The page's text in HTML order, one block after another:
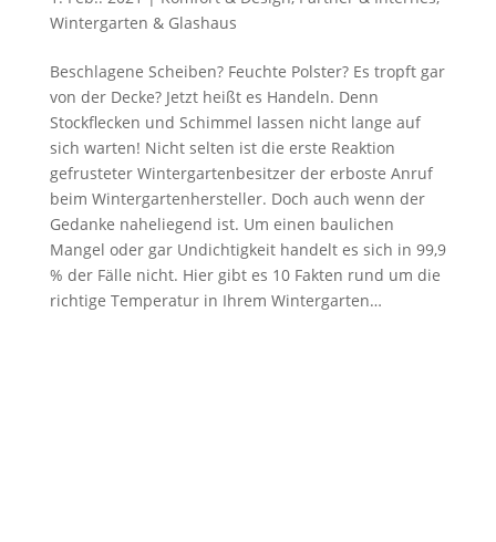
Wintergarten & Glashaus
Beschlagene Scheiben? Feuchte Polster? Es tropft gar
von der Decke? Jetzt heißt es Handeln. Denn
Stockflecken und Schimmel lassen nicht lange auf
sich warten! Nicht selten ist die erste Reaktion
gefrusteter Wintergartenbesitzer der erboste Anruf
beim Wintergartenhersteller. Doch auch wenn der
Gedanke naheliegend ist. Um einen baulichen
Mangel oder gar Undichtigkeit handelt es sich in 99,9
% der Fälle nicht. Hier gibt es 10 Fakten rund um die
richtige Temperatur in Ihrem Wintergarten…